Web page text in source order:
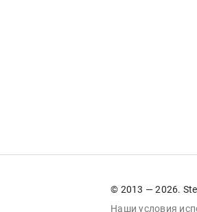
© 2013 — 2026.
Наши условия